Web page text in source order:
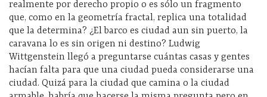
realmente por derecho propio o es sólo un fragmento
que, como en la geometría fractal, replica una totalidad
que la determina? ¿El barco es ciudad aun sin puerto, la
caravana lo es sin origen ni destino? Ludwig
Wittgenstein llegó a preguntarse cuántas casas y gentes
hacían falta para que una ciudad pueda considerarse una
ciudad. Quizá para la ciudad que camina o la ciudad